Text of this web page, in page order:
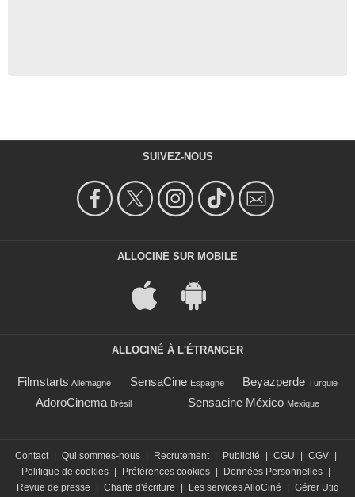
SUIVEZ-NOUS
ALLOCINÉ SUR MOBILE
ALLOCINÉ À L'ÉTRANGER
Filmstarts Allemagne SensaCine Espagne Beyazperde Turquie
AdoroCinema Brésil Sensacine México Mexique
Contact | Qui sommes-nous | Recrutement | Publicité | CGU | CGV |
Politique de cookies | Préférences cookies | Données Personnelles |
Revue de presse
| Charte d'écriture | Les services AlloCiné | Gérer Utiq